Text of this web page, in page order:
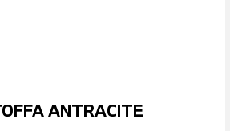
ANTRACITE